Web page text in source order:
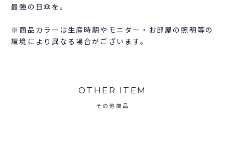
最強の日傘を。
※商品カラーは生産時期やモニター・お部屋の照明等の
環境により異なる場合がございます。
OTHER ITEM
その他商品